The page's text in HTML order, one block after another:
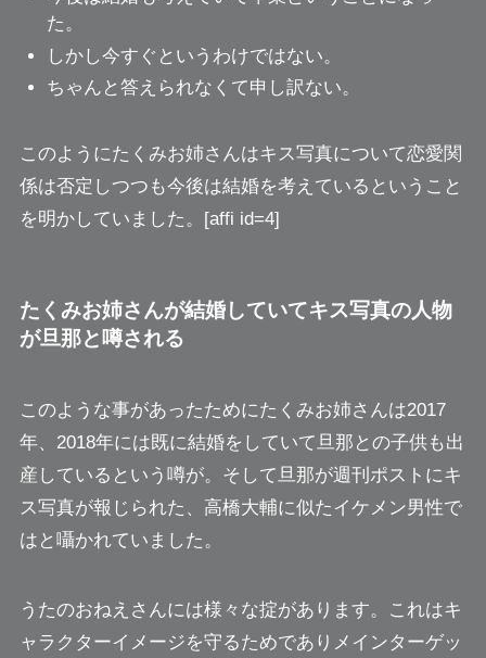
た。
しかし今すぐというわけではない。
ちゃんと答えられなくて申し訳ない。
このようにたくみお姉さんはキス写真について恋愛関
係は否定しつつも今後は結婚を考えているということ
を明かしていました。[affi id=4]
たくみお姉さんが結婚していてキス写真の人物
が旦那と噂される
このような事があったためにたくみお姉さんは2017
年、2018年には既に結婚をしていて旦那との子供も出
産しているという噂が。そして旦那が週刊ポストにキ
ス写真が報じられた、高橋大輔に似たイケメン男性で
はと囁かれていました。
うたのおねえさんには様々な掟があります。これはキ
ャラクターイメージを守るためでありメインターゲッ